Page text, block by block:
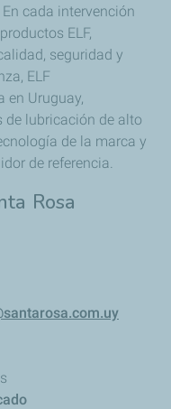
cada intervención
ELF,
seguridad y
ELF
en Uruguay,
de lubricación de alto
de la marca y
de referencia.
Rosa